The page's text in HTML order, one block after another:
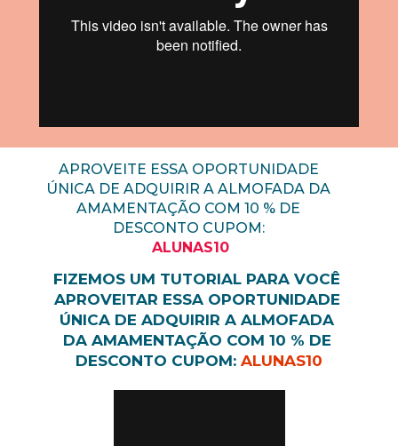
APROVEITE ESSA OPORTUNIDADE
ÚNICA DE ADQUIRIR A ALMOFADA DA
AMAMENTAÇÃO COM 10 % DE
DESCONTO CUPOM:
ALUNAS10
FIZEMOS UM TUTORIAL PARA VOCÊ
APROVEITAR ESSA OPORTUNIDADE
ÚNICA DE ADQUIRIR A ALMOFADA
DA AMAMENTAÇÃO COM 10 % DE
DESCONTO CUPOM: ALUNAS10